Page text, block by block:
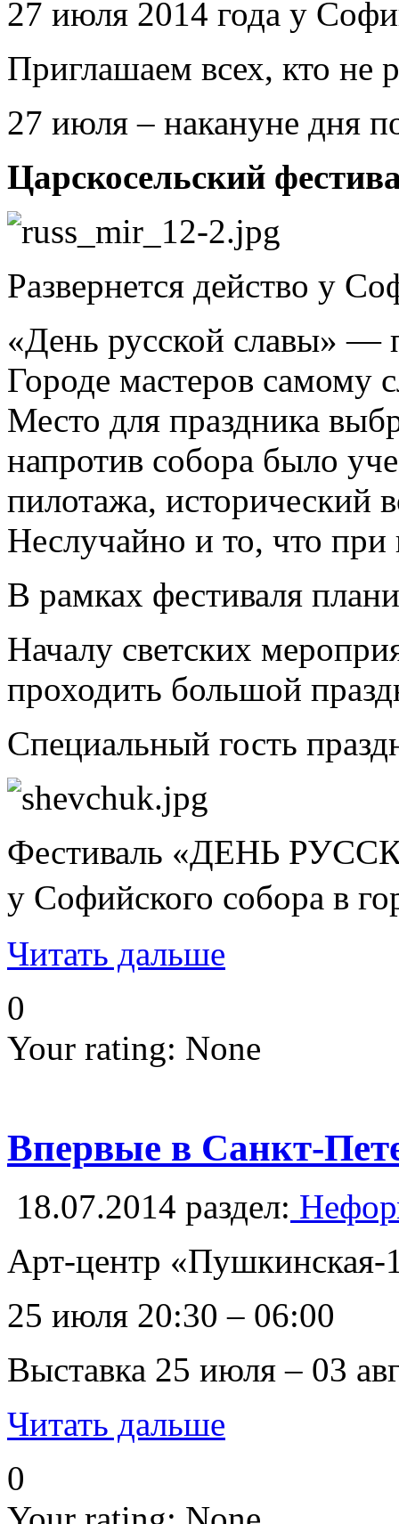
27 июля 2014 года у
Приглашаем всех, кто не
27 июля – накануне дня
Царскосельский
Развернется действо у
«День русской славы» —
Городе мастеров самому
Место для праздника
напротив собора было
пилотажа, исторический
Неслучайно и то, что при
В рамках фестиваля
Началу светских
проходить большой
Специальный гость
Фестиваль «ДЕНЬ
у Софийского собора в
Читать дальше
0
Your rating: None
Впервые в Санкт-
18.07.2014 раздел:
Арт-центр «Пушкинская-
25 июля 20:30 – 06:00
Выставка 25 июля – 03
Читать дальше
0